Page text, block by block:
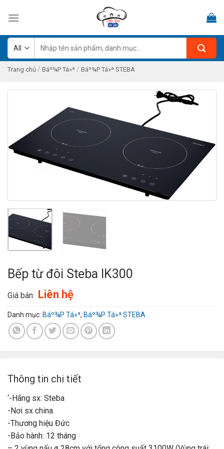
kiếm:
Trang chủ / Báº¾P Tá»ª / Báº¾P Tá»ª STEBA
Bếp từ đôi Steba IK300
Giá bán: Liên hệ
Danh mục: Báº¾P Tá»ª, Báº¾P Tá»ª STEBA
Thông tin chi tiết
‘-Hãng sx: Steba
-Nơi sx china
-Thương hiệu Đức
-Bảo hành: 12 tháng